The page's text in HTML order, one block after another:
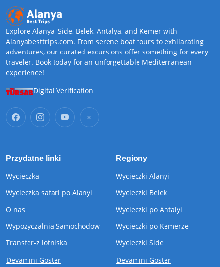
Explore Alanya, Side, Belek, Antalya, and Kemer with
Alanyabesttrips.com. From serene boat tours to exhilarating
adventures, our curated excursions offer something for every
traveler. Book today for an unforgettable Mediterranean
experience!
Digital Verification
Przydatne linki
Wycieczka
Wycieczka safari po Alanyi
O nas
Wypozyczalnia Samochodow
Transfer-z lotniska
Devamını Göster
Regiony
Wycieczki Alanyi
Wycieczki Belek
Wycieczki po Antalyi
Wycieczki po Kemerze
Wycieczki Side
Devamını Göster